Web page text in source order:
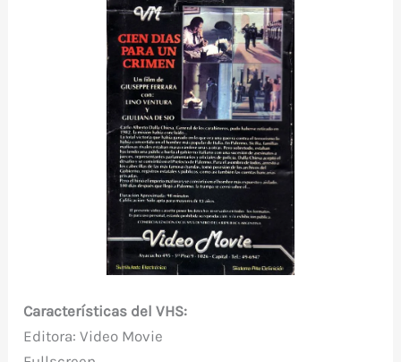
Características del VHS:
Editora: Video Movie